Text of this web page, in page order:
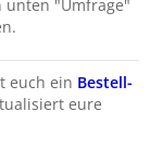
unten "Umfrage"
euch ein Bestell-
eure